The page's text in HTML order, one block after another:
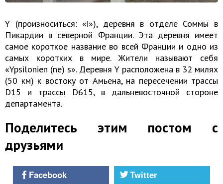
Y (произноситься: «i»), деревня в отделе Соммы в
Пикардии в северной Франции. Эта деревня имеет
самое короткое название во всей Франции и одно из
самых коротких в мире. Жители называют себя
«Ypsilonien (ne) s». Деревня Y расположена в 32 милях
(50 км) к востоку от Амьена, на пересечении трассы
D15 и трассы D615, в дальневосточной стороне
департамента.
Поделитесь этим постом с
друзьями
Facebook
Twitter